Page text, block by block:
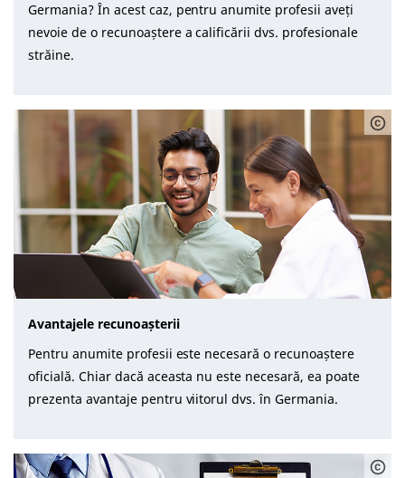
Germania? În acest caz, pentru anumite profesii aveți
nevoie de o recunoaștere a calificării dvs. profesionale
străine.
Avantajele recunoașterii
Pentru anumite profesii este necesară o recunoaștere
oficială. Chiar dacă aceasta nu este necesară, ea poate
prezenta avantaje pentru viitorul dvs. în Germania.